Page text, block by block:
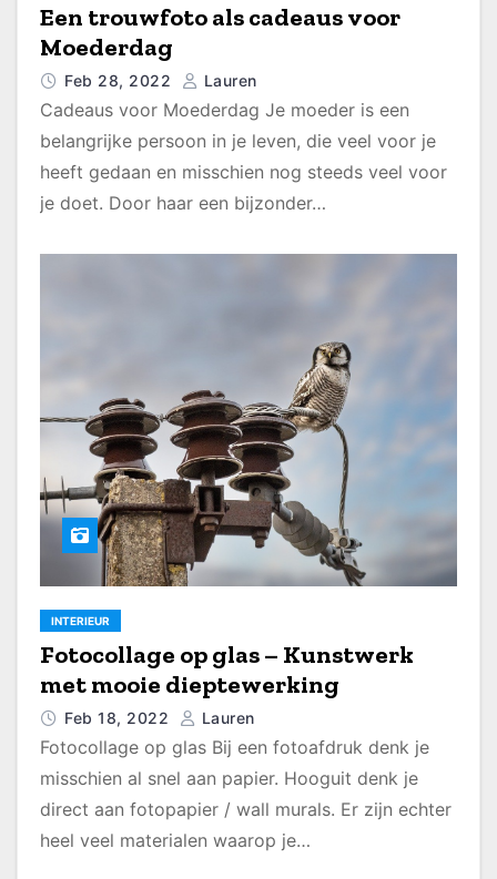
Een trouwfoto als cadeaus voor
Moederdag
Feb 28, 2022 Lauren
Cadeaus voor Moederdag Je moeder is een
belangrijke persoon in je leven, die veel voor je
heeft gedaan en misschien nog steeds veel voor
je doet. Door haar een bijzonder…
INTERIEUR
Fotocollage op glas – Kunstwerk
met mooie dieptewerking
Feb 18, 2022 Lauren
Fotocollage op glas Bij een fotoafdruk denk je
misschien al snel aan papier. Hooguit denk je
direct aan fotopapier / wall murals. Er zijn echter
heel veel materialen waarop je…